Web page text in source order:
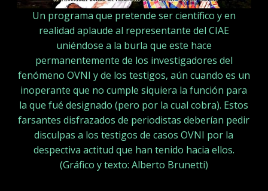
Un programa que pretende ser científico y en
realidad aplaude al representante del CIAE
uniéndose a la burla que este hace
permanentemente de los investigadores del
fenómeno OVNI y de los testigos, aún cuando es un
inoperante que no cumple siquiera la función para
la que fué designado (pero por la cual cobra). Estos
farsantes disfrazados de periodistas deberían pedir
disculpas a los testigos de casos OVNI por la
despectiva actitud que han tenido hacia ellos.
(Gráfico y texto: Alberto Brunetti)